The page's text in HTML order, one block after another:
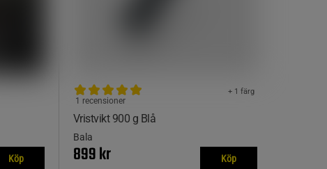
Köp
Vristvikt 900 g Blå
+ 1 färg
1 recensioner
Bala
899 kr Köp